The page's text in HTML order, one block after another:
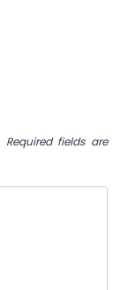
Required fields are